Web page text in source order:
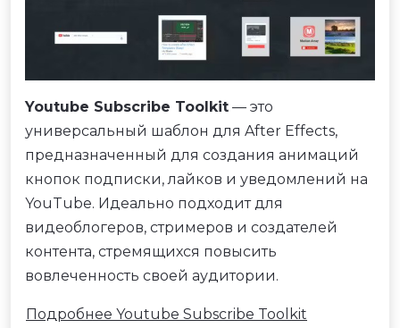
Youtube Subscribe Toolkit — это
универсальный шаблон для After Effects,
предназначенный для создания анимаций
кнопок подписки, лайков и уведомлений на
YouTube. Идеально подходит для
видеоблогеров, стримеров и создателей
контента, стремящихся повысить
вовлеченность своей аудитории.
Подробнее Youtube Subscribe Toolkit